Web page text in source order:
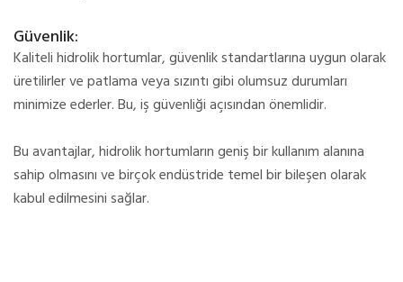
Güvenlik:
Kaliteli hidrolik hortumlar, güvenlik standartlarına uygun olarak
üretilirler ve patlama veya sızıntı gibi olumsuz durumları
minimize ederler. Bu, iş güvenliği açısından önemlidir.
Bu avantajlar, hidrolik hortumların geniş bir kullanım alanına
sahip olmasını ve birçok endüstride temel bir bileşen olarak
kabul edilmesini sağlar.